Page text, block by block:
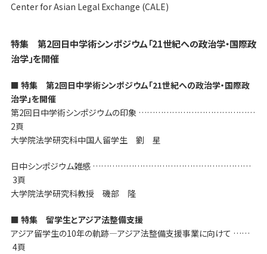
Center for Asian Legal Exchange (CALE)
特集 第2回日中学術シンポジウム「21世紀への政治学・国際政
治学」を開催
■ 特集 第2回日中学術シンポジウム「21世紀への政治学・国際政
治学」を開催
第2回日中学術シンポジウムの印象 ……………………………………
2頁
大学院法学研究科中国人留学生 劉 星
日中シンポジウム雑感 …………………………………………………
3頁
大学院法学研究科教授 磯部 隆
■ 特集 留学生とアジア法整備支援
アジア留学生の10年の軌跡―アジア法整備支援事業に向けて ……
4頁